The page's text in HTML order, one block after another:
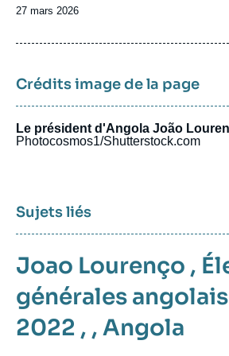
Date
publication
27 mars 2026
Crédits image de la page
Le président d'Angola João
Photocosmos1/Shutterstock.com
Sujets liés
Joao Lourenço ,
générales
2022 , , Angola